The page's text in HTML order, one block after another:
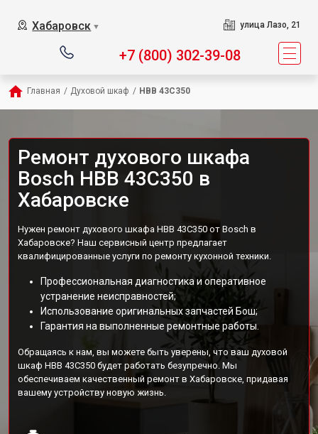
Хабаровск ▼ улица Лазо, 21
+7 (800) 302-39-08
Главная / Духовой шкаф / HBB 43C350
Ремонт духового шкафа
Bosch HBB 43C350 в
Хабаровске
Нужен ремонт духового шкафа HBB 43C350 от Bosch в
Хабаровске? Наш сервисный центр предлагает
квалифицированные услуги по ремонту кухонной техники.
Профессиональная диагностика и оперативное
устранение неисправностей;
Использование оригинальных запчастей Бош;
Гарантия на выполненные ремонтные работы.
Обращаясь к нам, вы можете быть уверены, что ваш духовой
шкаф HBB 43C350 будет работать безупречно. Мы
обеспечиваем качественный ремонт в Хабаровске, придавая
вашему устройству новую жизнь.